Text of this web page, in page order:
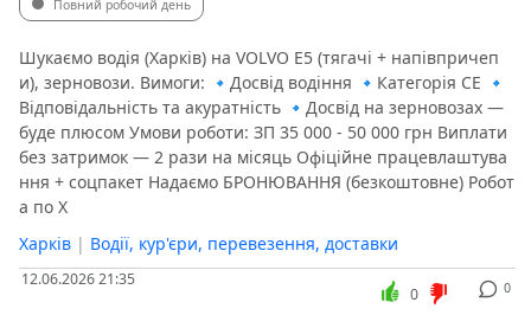
Повний робочий день
Шукаємо водія (Харків) на VOLVO Е5 (тягачі + напівпричеп
и), зерновози. Вимоги: 🔹Досвід водіння 🔹Категорія СЕ 🔹
Відповідальність та акуратність 🔹Досвід на зерновозах —
буде плюсом Умови роботи: ЗП 35 000 - 50 000 грн Виплати
без затримок — 2 рази на місяць Офіційне працевлаштува
ння + соцпакет Надаємо БРОНЮВАННЯ (безкоштовне) Робот
а по Х
Харків | Водії, кур'єри, перевезення, доставки
12.06.2026 21:35 0
0